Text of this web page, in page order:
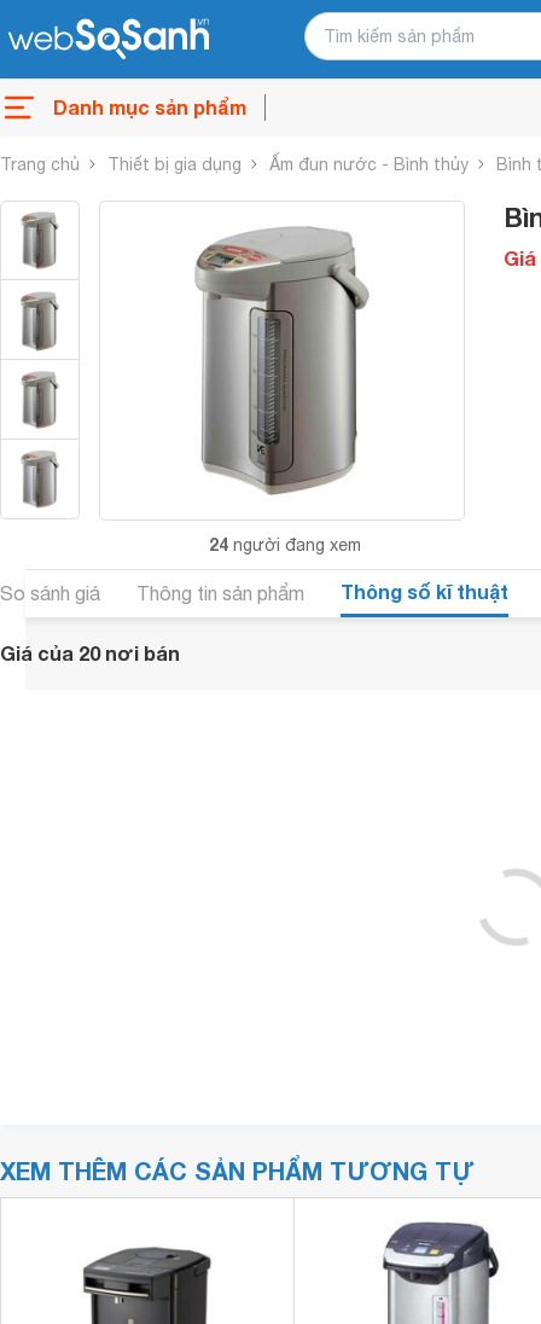
Danh mục sản phẩm
Trang chủ Thiết bị gia dụng Ấm đun nước - Bình thủy Bình
24 người đang xem
Giá
So sánh giá Thông tin sản phẩm Thông số kĩ thuật
Giá của 20 nơi bán
XEM THÊM CÁC SẢN PHẨM TƯƠNG TỰ